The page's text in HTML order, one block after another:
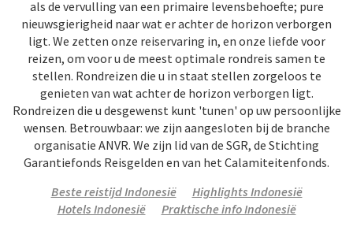
als de vervulling van een primaire levensbehoefte; pure
nieuwsgierigheid naar wat er achter de horizon verborgen
ligt. We zetten onze reiservaring in, en onze liefde voor
reizen, om voor u de meest optimale rondreis samen te
stellen. Rondreizen die u in staat stellen zorgeloos te
genieten van wat achter de horizon verborgen ligt.
Rondreizen die u desgewenst kunt 'tunen' op uw persoonlijke
wensen. Betrouwbaar: we zijn aangesloten bij de branche
organisatie ANVR. We zijn lid van de SGR, de Stichting
Garantiefonds Reisgelden en van het Calamiteitenfonds.
Beste reistijd Indonesië
Highlights Indonesië
Hotels Indonesië
Praktische info Indonesië